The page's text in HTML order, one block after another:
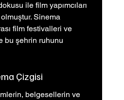
ile film yapımcıları
Sinema
film festivalleri ve
bu şehrin ruhunu
Çizgisi
belgesellerin ve